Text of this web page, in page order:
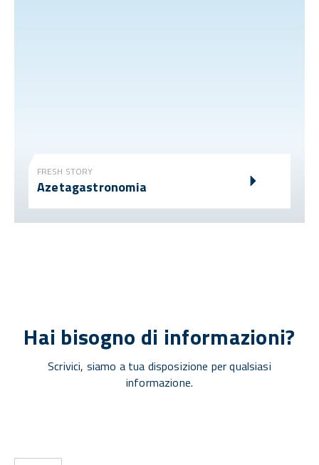
FRESH STORY
Azetagastronomia
Hai bisogno di informazioni?
Scrivici, siamo a tua disposizione per qualsiasi
informazione.